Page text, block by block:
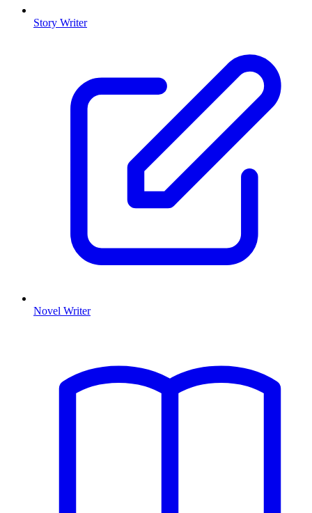
Story Writer
Novel Writer